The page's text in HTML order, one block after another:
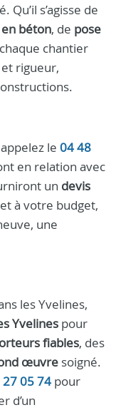
s’agisse de
béton, de pose
chantier
rigueur,
le 04 48
en relation avec
un devis
à votre budget,
une
les Yvelines,
Yvelines pour
fiables, des
œuvre soigné.
05 74 pour
d’un